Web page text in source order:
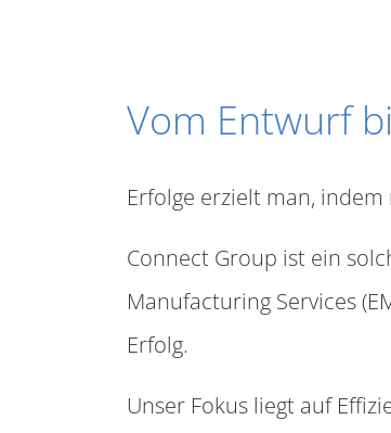
Vom Entwurf
Erfolge erzielt man,
Connect Group ist ein
Manufacturing Services
Erfolg.
Unser Fokus liegt auf